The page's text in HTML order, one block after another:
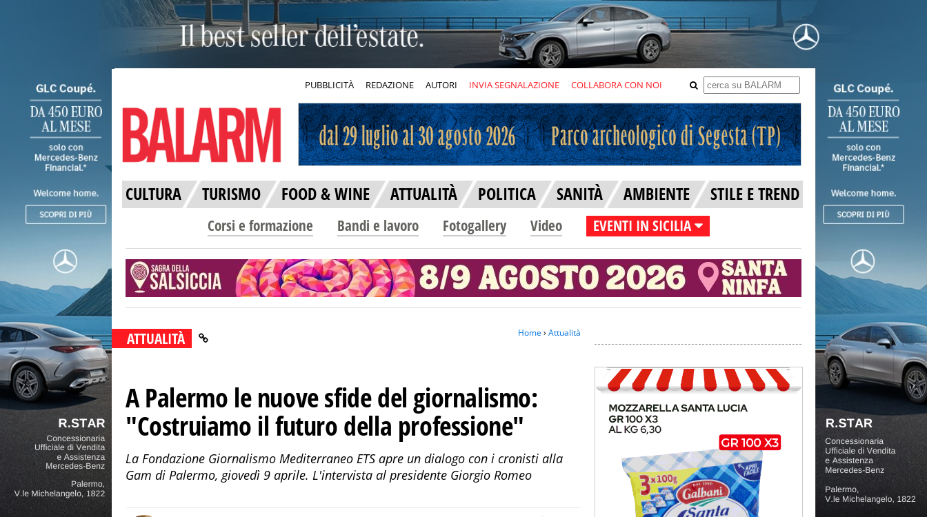
PUBBLICITÀ REDAZIONE AUTORI INVIA SEGNALAZIONE COLLABORA CON NOI
CULTURA TURISMO FOOD & WINE ATTUALITÀ POLITICA SANITÀ AMBIENTE STILE E TREND
Corsi e formazione Bandi e lavoro Fotogallery Video EVENTI IN SICILIA
ATTUALITÀ Home› Attualità
A Palermo le nuove sfide del giornalismo:
"Costruiamo il futuro della professione"
La Fondazione Giornalismo Mediterraneo ETS apre un dialogo con i cronisti alla
Gam di Palermo, giovedì 9 aprile. L'intervista al presidente Giorgio Romeo